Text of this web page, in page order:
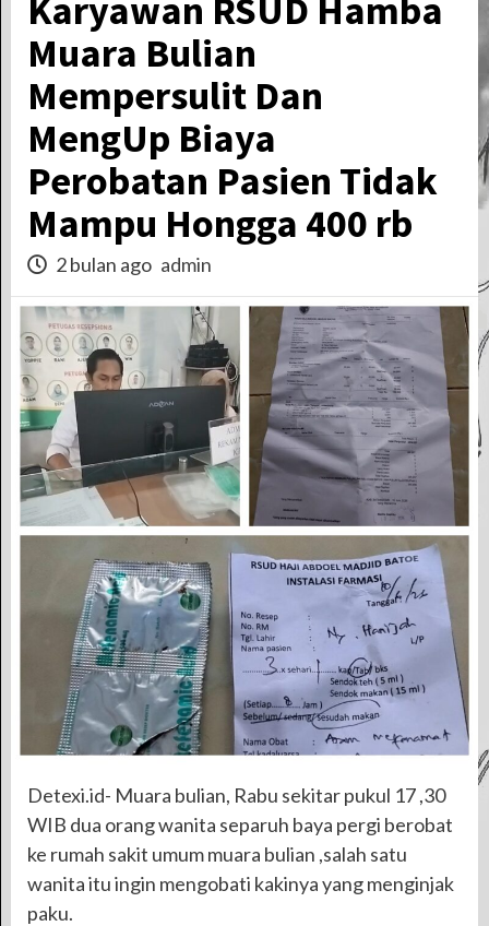
Karyawan RSUD Hamba
Muara Bulian
Mempersulit Dan
MengUp Biaya
Perobatan Pasien Tidak
Mampu Hongga 400 rb
2 bulan ago admin
Detexi.id- Muara bulian, Rabu sekitar pukul 17 ,30
WIB dua orang wanita separuh baya pergi berobat
ke rumah sakit umum muara bulian ,salah satu
wanita itu ingin mengobati kakinya yang menginjak
paku.